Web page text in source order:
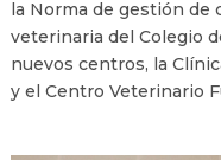
la Norma de gestión de
veterinaria del Colegio
nuevos centros, la
y el Centro Veterinario